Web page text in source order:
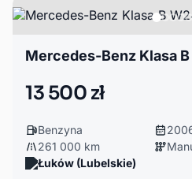
Mercedes-Benz Klasa
13 500 zł
Benzyna
261 000 km
Łuków (Lubelskie)